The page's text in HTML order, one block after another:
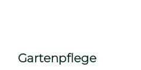
Gartenpflege